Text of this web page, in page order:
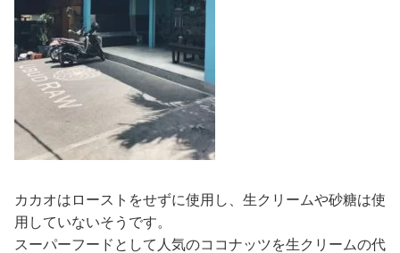
カカオはローストをせずに使用し、生クリームや砂糖は使
用していないそうです。
スーパーフードとして人気のココナッツを生クリームの代